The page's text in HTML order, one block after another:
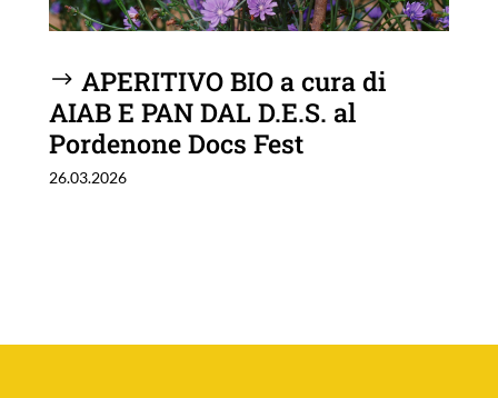
APERITIVO BIO a cura di
AIAB E PAN DAL D.E.S. al
Pordenone Docs Fest
26.03.2026